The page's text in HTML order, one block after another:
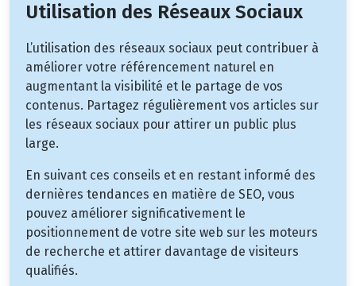
Utilisation des Réseaux Sociaux
L’utilisation des réseaux sociaux peut contribuer à
améliorer votre référencement naturel en
augmentant la visibilité et le partage de vos
contenus. Partagez régulièrement vos articles sur
les réseaux sociaux pour attirer un public plus
large.
En suivant ces conseils et en restant informé des
dernières tendances en matière de SEO, vous
pouvez améliorer significativement le
positionnement de votre site web sur les moteurs
de recherche et attirer davantage de visiteurs
qualifiés.